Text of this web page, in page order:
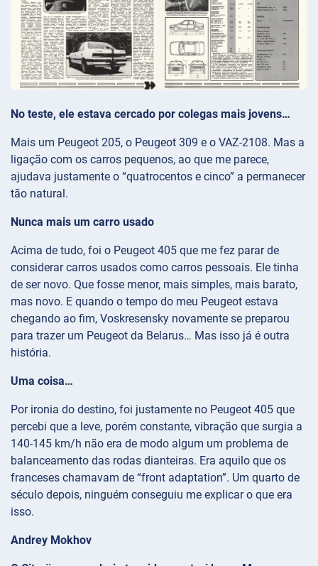
No teste, ele estava cercado por colegas mais jovens…
Mais um Peugeot 205, o Peugeot 309 e o VAZ-2108. Mas a
ligação com os carros pequenos, ao que me parece,
ajudava justamente o “quatrocentos e cinco” a permanecer
tão natural.
Nunca mais um carro usado
Acima de tudo, foi o Peugeot 405 que me fez parar de
considerar carros usados como carros pessoais. Ele tinha
de ser novo. Que fosse menor, mais simples, mais barato,
mas novo. E quando o tempo do meu Peugeot estava
chegando ao fim, Voskresensky novamente se preparou
para trazer um Peugeot da Belarus… Mas isso já é outra
história.
Uma coisa…
Por ironia do destino, foi justamente no Peugeot 405 que
percebi que a leve, porém constante, vibração que surgia a
140-145 km/h não era de modo algum um problema de
balanceamento das rodas dianteiras. Era aquilo que os
franceses chamavam de “front adaptation”. Um quarto de
século depois, ninguém conseguiu me explicar o que era
isso.
Andrey Mokhov